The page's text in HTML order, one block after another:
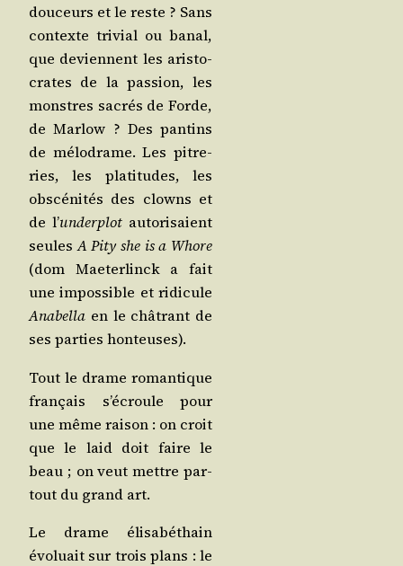
dou­ceurs et le reste ? Sans
contexte tri­vial ou banal,
que deviennent les aris­to­
crates de la pas­sion, les
monstres sacrés de Forde,
de Mar­low ? Des pan­tins
de mélo­drame. Les pitre­
ries, les pla­ti­tudes, les
obs­cé­ni­tés des clowns et
de l’under­plot auto­ri­saient
seulesA Pity she is a Whore
(dom Mae­ter­linck a fait
une impos­sible et ridi­cule
Ana­bel­la en le châ­trant de
ses par­ties honteuses).
Tout le drame roman­tique
fran­çais s’écroule pour
une même rai­son : on croit
que le laid doit faire le
beau ; on veut mettre par­
tout du grand art.
Le drame éli­sa­bé­thain
évo­luait sur trois plans : le